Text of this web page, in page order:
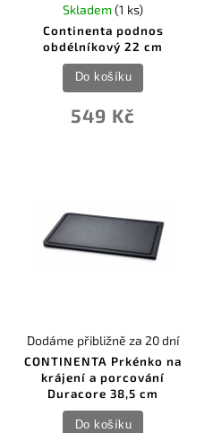
Continenta podnos
obdélníkový 22 cm
Skladem(1 ks)
549 Kč
Do košíku
CONTINENTA Prkénko na
krájení a porcování
Duracore 38,5 cm
Dodáme přibližně za 20 dní
Do košíku